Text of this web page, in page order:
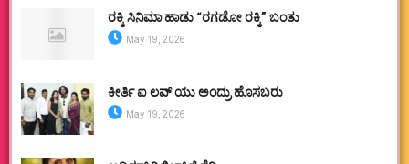
ರಕ್ಕಿ ಸಿನಿಮಾ ಹಾಡು “ರಗಡೋ ರಕ್ಕಿ” ಬಂತು
May 19, 2026
ಕೀರ್ತಿ ಐ ಲವ್ ಯು ಅಂದ್ರು ಹೊಸಬರು
May 19, 2026